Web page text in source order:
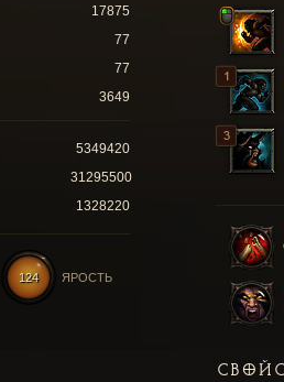
17875
77
77
3649
5349420
31295500
1328220
124 ЯРОСТЬ